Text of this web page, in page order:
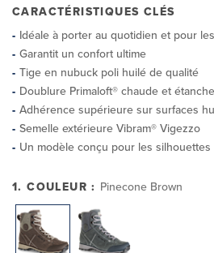
CARACTÉRISTIQUES CLÉS
Idéale à porter au quotidien et pour
Garantit un confort ultime
Tige en nubuck poli huilé de qualité
Doublure Primaloft® chaude et étanche
Adhérence supérieure sur surfaces
Semelle extérieure Vibram® Vigezzo
Un modèle conçu pour les
1. COULEUR : Pinecone Brown